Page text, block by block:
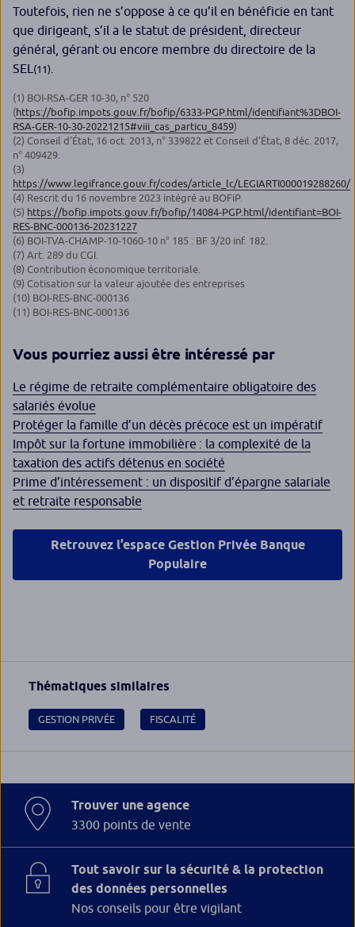
Toutefois, rien ne s’oppose à ce qu’il en bénéficie en tant
que dirigeant, s’il a le statut de président, directeur
général, gérant ou encore membre du directoire de la
SEL (11)
(1) BOI-RSA-GER 10-30, n° 520
(https://bofip.impots.gouv.fr/bofip/6333-PGP.html/identifiant%3DBOI-
RSA-GER-10-30-20221215#viii_cas_particu_8459)
(2) Conseil d’État, 16 oct. 2013, n° 339822 et Conseil d’État, 8 déc. 2017,
n° 409429.
(3)
https://www.legifrance.gouv.fr/codes/article_lc/LEGIARTI000019288260/
(4) Rescrit du 16 novembre 2023 intégré au BOFiP.
(5) https://bofip.impots.gouv.fr/bofip/14084-PGP.html/identifiant=BOI-
RES-BNC-000136-20231227
(6) BOI-TVA-CHAMP-10-1060-10 n° 185 : BF 3/20 inf. 182.
(7) Art. 289 du CGI.
(8) Contribution économique territoriale.
(9) Cotisation sur la valeur ajoutée des entreprises
(10) BOI-RES-BNC-000136
(11) BOI-RES-BNC-000136
Vous pourriez aussi être intéressé par
Le régime de retraite complémentaire obligatoire des
salariés évolue
Protéger la famille d’un décès précoce est un impératif
Impôt sur la fortune immobilière : la complexité de la
taxation des actifs détenus en société
Prime d’intéressement : un dispositif d’épargne salariale
et retraite responsable
Retrouvez l’espace Gestion Privée Banque
Populaire
Thématiques similaires
GESTION PRIVÉE FISCALITÉ
Trouver une agence
3300 points de vente
Tout savoir sur la sécurité & la protection
des données personnelles
Nos conseils pour être vigilant